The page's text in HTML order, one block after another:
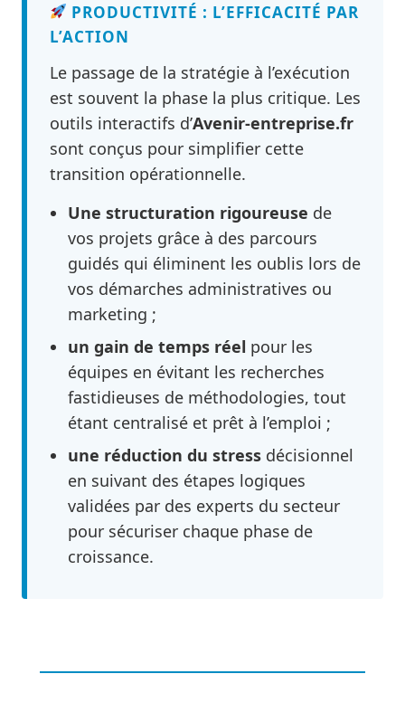
PRODUCTIVITÉ : L’EFFICACITÉ PAR
L’ACTION
Le passage de la stratégie à l’exécution
est souvent la phase la plus critique. Les
outils interactifs d’Avenir-entreprise.fr
sont conçus pour simplifier cette
transition opérationnelle.
Une structuration rigoureuse de
vos projets grâce à des parcours
guidés qui éliminent les oublis lors de
vos démarches administratives ou
marketing ;
un gain de temps réel pour les
équipes en évitant les recherches
fastidieuses de méthodologies, tout
étant centralisé et prêt à l’emploi ;
une réduction du stress décisionnel
en suivant des étapes logiques
validées par des experts du secteur
pour sécuriser chaque phase de
croissance.